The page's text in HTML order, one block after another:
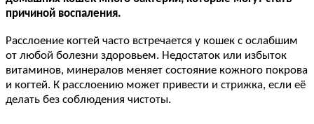
причиной воспаления.
Расслоение когтей часто встречается у кошек с ослабшим
от любой болезни здоровьем. Недостаток или избыток
витаминов, минералов меняет состояние кожного покрова
и когтей. К расслоению может привести и стрижка, если её
делать без соблюдения чистоты.